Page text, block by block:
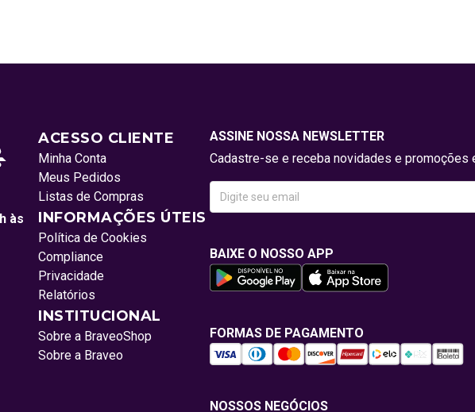
às
ACESSO CLIENTE
Minha Conta
Meus Pedidos
Listas de Compras
INFORMAÇÕES ÚTEIS
Política de Cookies
Compliance
Privacidade
Relatórios
INSTITUCIONAL
Sobre a BraveoShop
Sobre a Braveo
ASSINE NOSSA NEWSLETTER
Cadastre-se e receba novidades e promoções
BAIXE O NOSSO APP
FORMAS DE PAGAMENTO
NOSSOS NEGÓCIOS